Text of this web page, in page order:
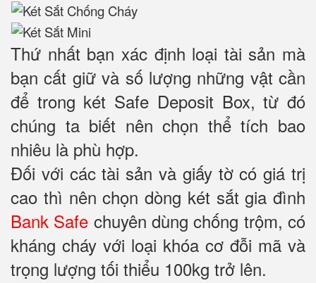
Thứ nhất bạn xác định loại tài sản mà
bạn cất giữ và số lượng những vật cần
để trong két Safe Deposit Box, từ đó
chúng ta biết nên chọn thể tích bao
nhiêu là phù hợp.
Đối với các tài sản và giấy tờ có giá trị
cao thì nên chọn dòng két sắt gia đình
Bank Safe chuyên dùng chống trộm, có
kháng cháy với loại khóa cơ đỗi mã và
trọng lượng tối thiểu 100kg trở lên.